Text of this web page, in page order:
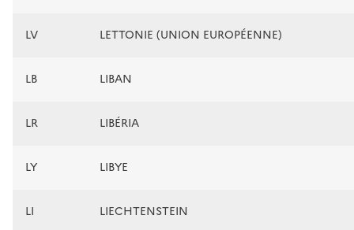
LV LETTONIE (UNION EUROPÉENNE)
LB LIBAN
LR LIBÉRIA
LY LIBYE
LI LIECHTENSTEIN